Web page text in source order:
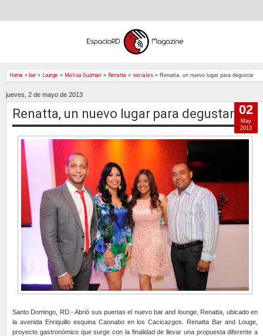
Home » bar» Lounge » Melisa Guzman » Renatta » sociales » Renatta, un nuevo lugar para degustar
jueves, 2 de mayo de 2013
Renatta, un nuevo lugar para degustar
Santo Domingo, RD.- Abrió sus puertas el nuevo bar and lounge, Renatta, ubicado en
la avenida Enriquillo esquina Caonabo en los Cacicazgos. Renatta Bar and Louge,
proyecto gastronómico que surge con la finalidad de llevar una propuesta diferente a
02
May
2013